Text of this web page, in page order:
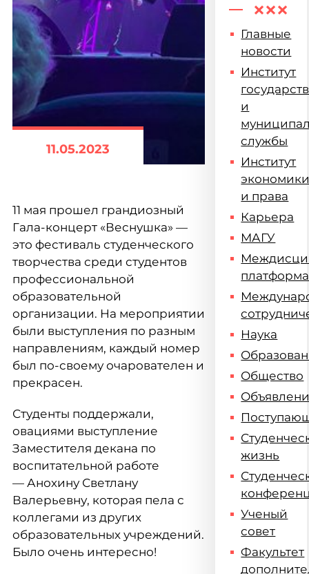
11.05.2023
11 мая прошел грандиозный
Гала-концерт «Веснушка» —
это фестиваль студенческого
творчества среди студентов
профессиональной
образовательной
организации. На мероприятии
были выступления по разным
направлениям, каждый номер
был по-своему очарователен и
прекрасен.
Студенты поддержали,
овациями выступление
Заместителя декана по
воспитательной работе
— Анохину Светлану
Валерьевну, которая пела с
коллегами из других
образовательных учреждений.
Было очень интересно!
Главные
новости
Институт
и
службы
Институт
и права
Карьера
МАГУ
платформа
Наука
Общество
жизнь
Ученый
совет
Факультет